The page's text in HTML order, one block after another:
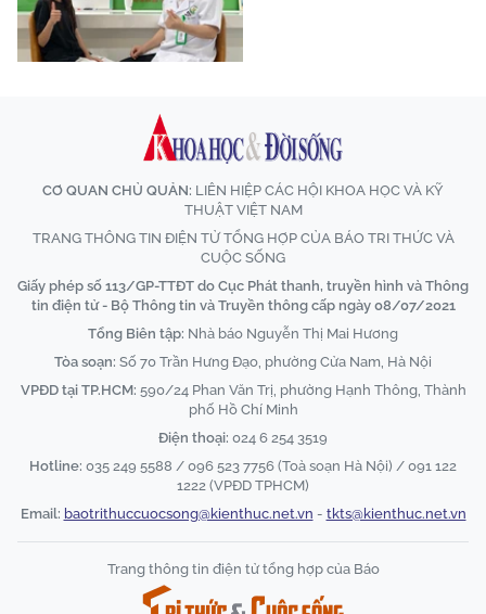
CƠ QUAN CHỦ QUẢN: LIÊN HIỆP CÁC HỘI KHOA HỌC VÀ KỸ
THUẬT VIỆT NAM
TRANG THÔNG TIN ĐIỆN TỬ TỔNG HỢP CỦA BÁO TRI THỨC VÀ
CUỘC SỐNG
Giấy phép số 113/GP-TTĐT do Cục Phát thanh, truyền hình và Thông
tin điện tử - Bộ Thông tin và Truyền thông cấp ngày 08/07/2021
Tổng Biên tập: Nhà báo Nguyễn Thị Mai Hương
Tòa soạn: Số 70 Trần Hưng Đạo, phường Cửa Nam, Hà Nội
VPĐD tại TP.HCM: 590/24 Phan Văn Trị, phường Hạnh Thông, Thành
phố Hồ Chí Minh
Điện thoại: 024 6 254 3519
Hotline: 035 249 5588 / 096 523 7756 (Toà soạn Hà Nội) / 091 122
1222 (VPĐD TPHCM)
Email: baotrithuccuocsong@kienthuc.net.vn - tkts@kienthuc.net.vn
Trang thông tin điện tử tổng hợp của Báo